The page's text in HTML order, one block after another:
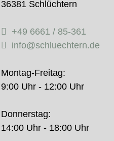
36381 Schlüchtern
+49 6661 / 85-361
info@schluechtern.de
Montag-Freitag:
9:00 Uhr - 12:00 Uhr
Donnerstag:
14:00 Uhr - 18:00 Uhr